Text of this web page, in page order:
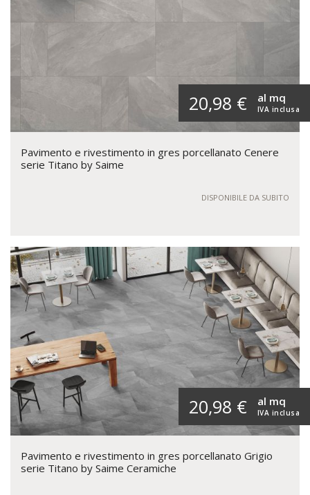
20,98 € IVA inclusa
al mq
Pavimento e rivestimento in gres porcellanato Cenere
serie Titano by Saime
DISPONIBILE DA SUBITO
20,98 € IVA inclusa
al mq
Pavimento e rivestimento in gres porcellanato Grigio
serie Titano by Saime Ceramiche